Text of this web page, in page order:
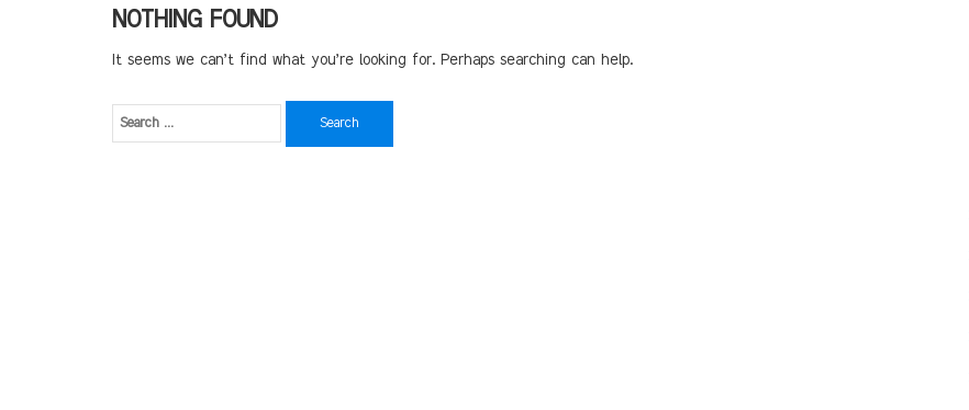
NOTHING FOUND
It seems we can’t find what you’re looking for. Perhaps searching can help.